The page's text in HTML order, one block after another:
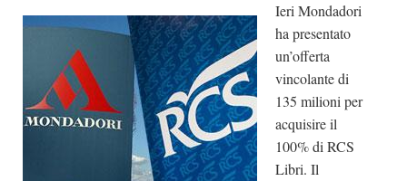
Dicono di Noi
Rassegna Stampa
Archivio
Autori
Ieri Mondadori
ha presentato
un’offerta
vincolante di
135 milioni per
acquisire il
100% di RCS
Libri. Il